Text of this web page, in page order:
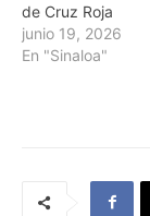
de Cruz Roja
junio 19, 2026
En "Sinaloa"